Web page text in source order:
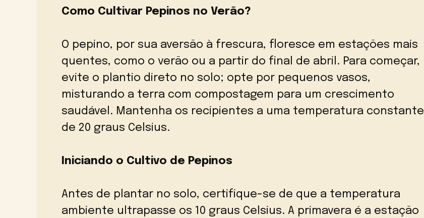
Como Cultivar Pepinos no Verão?
O pepino, por sua aversão à frescura, floresce em estações mais
quentes, como o verão ou a partir do final de abril. Para começar,
evite o plantio direto no solo; opte por pequenos vasos,
misturando a terra com compostagem para um crescimento
saudável. Mantenha os recipientes a uma temperatura constante
de 20 graus Celsius.
Iniciando o Cultivo de Pepinos
Antes de plantar no solo, certifique-se de que a temperatura
ambiente ultrapasse os 10 graus Celsius. A primavera é a estação